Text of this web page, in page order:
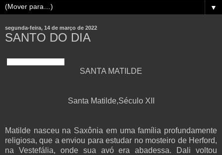
▼
segunda-feira, 14 de março de 2022
SANTO DO DIA
SANTA MATILDE
Santa Matilde,Século XII
Matilde nasceu na Saxônia em uma família profundamente
religiosa, que a enviou para estudar no mosteiro de Herford,
na Vestefália, onde sua avó era abadessa. Dali voltou